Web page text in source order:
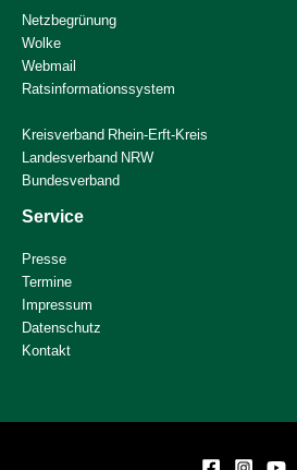
Netzbegrünung
Wolke
Webmail
Ratsinformationssystem
Kreisverband Rhein-Erft-Kreis
Landesverband NRW
Bundesverband
Service
Presse
Termine
Impressum
Datenschutz
Kontakt